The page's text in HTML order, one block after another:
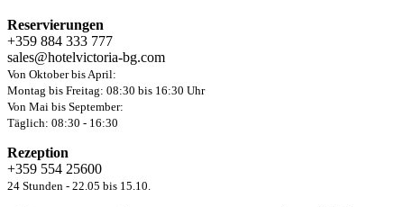
Reservierungen
+359 884 333 777
sales@hotelvictoria-bg.com
Von Oktober bis April:
Montag bis Freitag: 08:30 bis 16:30 Uhr
Von Mai bis September:
Täglich: 08:30 - 16:30
Rezeption
+359 554 25600
24 Stunden - 22.05 bis 15.10.